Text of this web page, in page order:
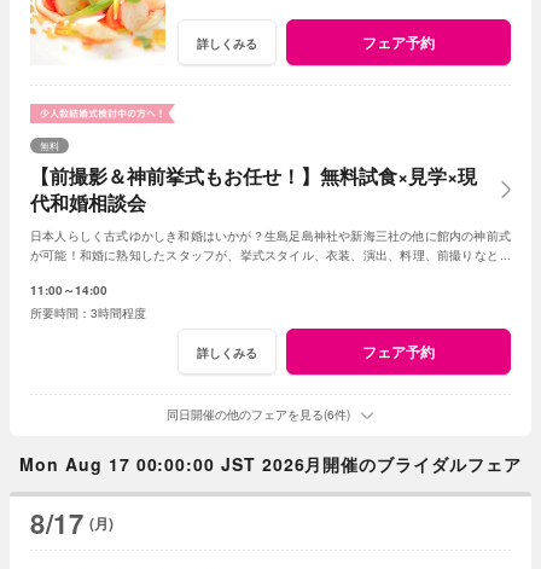
詳しくみる フェア予約
【前撮影＆神前挙式もお任せ！】無料試食×見学×現
代和婚相談会
無料
日本人らしく古式ゆかしき和婚はいかが？生島足島神社や新海三社の他に館内の神前式
が可能！和婚に熟知したスタッフが、挙式スタイル、衣装、演出、料理、前撮りなどト
11:00～14:00
3時間程度
詳しくみる フェア予約
同日開催の他のフェアを見る(6件)
Mon Aug 17 00:00:00 JST 2026月開催のブライダルフェア
8/17 (月)